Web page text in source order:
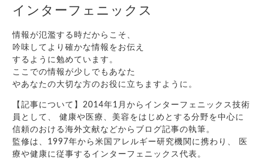
インターフェニックス
情報が氾濫する時だからこそ、
吟味してより確かな情報をお伝え
するように勉めています。
ここでの情報が少しでもあなた
やあなたの大切な方のお役に立ちますように。
【記事について】2014年1月からインターフェニックス技術
員として、 健康や医療、美容をはじめとする分野を中心に
信頼のおける海外文献などからブログ記事の執筆。
監修は、1997年から米国アレルギー研究機関に携わり、 医
療や健康に従事するインターフェニックス代表。